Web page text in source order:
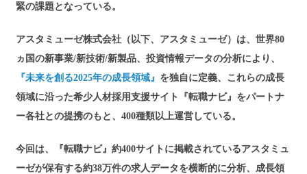
緊の課題となっている。
アスタミューゼ株式会社（以下、アスタミューゼ）は、世界80
ヵ国の新事業/新技術/新製品、投資情報データの分析により、
『未来を創る2025年の成長領域』 を独自に定義、これらの成長
領域に沿った希少人材採用支援サイト『転職ナビ』をパートナ
ー各社との提携のもと、400種類以上運営している。
今回は、『転職ナビ』約400サイトに掲載されているアスタミュ
ーゼが保有する約38万件の求人データを横断的に分析、成長領